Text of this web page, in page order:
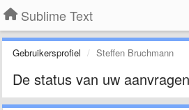
Sublime Text
Gebruikersprofiel Steffen Bruchmann
De status van uw aanvragen